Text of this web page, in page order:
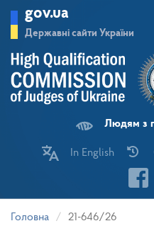
основного
матеріалу
gov.ua
Державні сайти України
Людям з
In English
Головна 21-646/26